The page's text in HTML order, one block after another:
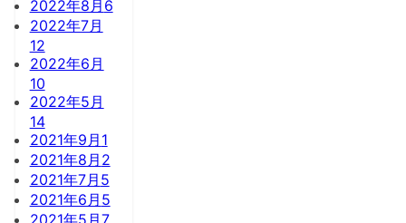
2022年8月 6
2022年7月
12
2022年6月
10
2022年5月
14
2021年9月 1
2021年8月 2
2021年7月 5
2021年6月 5
2021年5月7